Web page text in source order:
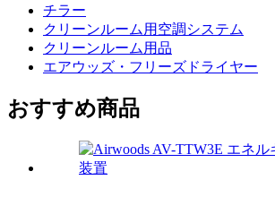
チラー
クリーンルーム用空調システム
クリーンルーム用品
エアウッズ・フリーズドライヤー
おすすめ商品